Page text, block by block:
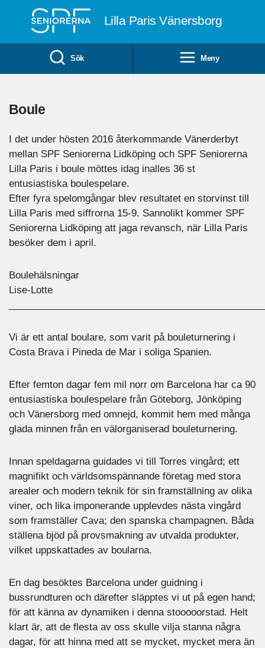
Lilla Paris Vänersborg
Sök Meny
Boule
I det under hösten 2016 återkommande Vänerderbyt
mellan SPF Seniorerna Lidköping och SPF Seniorerna
Lilla Paris i boule möttes idag inalles 36 st
entusiastiska boulespelare.
Efter fyra spelomgångar blev resultatet en storvinst till
Lilla Paris med siffrorna 15-9. Sannolikt kommer SPF
Seniorerna Lidköping att jaga revansch, när Lilla Paris
besöker dem i april.
Boulehälsningar
Lise-Lotte
Vi är ett antal boulare, som varit på bouleturnering i
Costa Brava i Pineda de Mar i soliga Spanien.
Efter femton dagar fem mil norr om Barcelona har ca 90
entusiastiska boulespelare från Göteborg, Jönköping
och Vänersborg med omnejd, kommit hem med många
glada minnen från en välorganiserad bouleturnering.
Innan speldagarna guidades vi till Torres vingård; ett
magnifikt och världsomspännande företag med stora
arealer och modern teknik för sin framställning av olika
viner, och lika imponerande upplevdes nästa vingård
som framställer Cava; den spanska champagnen. Båda
ställena bjöd på provsmakning av utvalda produkter,
vilket uppskattades av boularna.
En dag besöktes Barcelona under guidning i
bussrundturen och därefter släpptes vi ut på egen hand;
för att känna av dynamiken i denna stooooorstad. Helt
klart är, att de flesta av oss skulle vilja stanna några
dagar, för att hinna med att se mycket, mycket mera än